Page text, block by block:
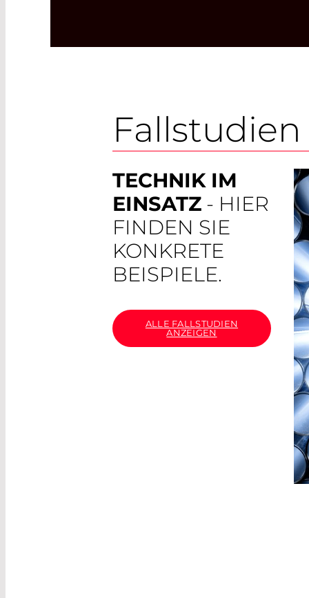
Fallstudien
TECHNIK IM
EINSATZ - HIER
FINDEN SIE
KONKRETE
BEISPIELE.
ALLE FALLSTUDIEN
ANZEIGEN